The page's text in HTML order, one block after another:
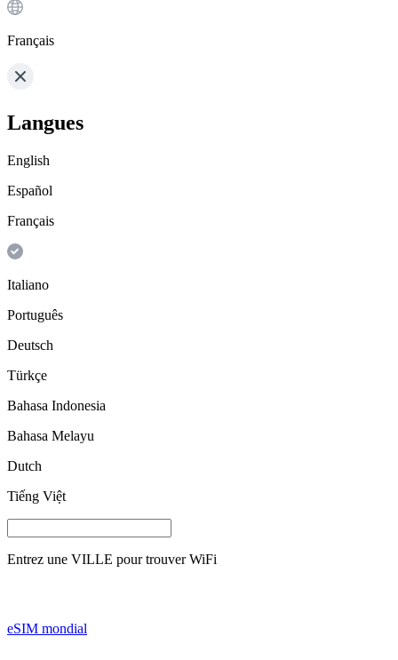
Français
Langues
English
Español
Français
Italiano
Português
Deutsch
Türkçe
Bahasa Indonesia
Bahasa Melayu
Dutch
Tiếng Việt
Entrez une VILLE pour trouver WiFi
eSIM mondial